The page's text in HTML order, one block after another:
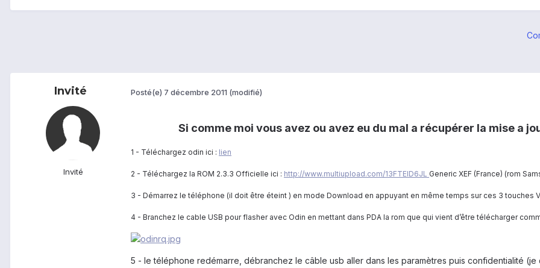
Invité
Invité
Posté(e) 7 décembre 2011 (modifié)
Si comme moi vous avez ou avez eu du mal a récupérer la mise a
1 - Téléchargez odin ici : lien
2 - Téléchargez la ROM 2.3.3 Officielle ici : http://www.multiupload.com/13FTEID6JL Generic XEF (France) (rom
3 - Démarrez le téléphone (il doit être éteint ) en mode Download en appuyant en même temps sur ces 3 touches
4 - Branchez le cable USB pour flasher avec Odin en mettant dans PDA la rom que qui vient d’être télécharger
5 - le téléphone redémarre, débranchez le câble usb aller dans les paramètres puis confidentialité